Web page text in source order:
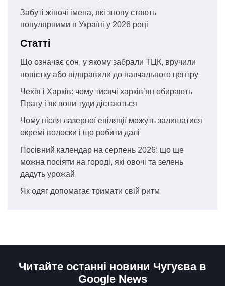
Забуті жіночі імена, які знову стають
популярними в Україні у 2026 році
Статті
Що означає сон, у якому забрали ТЦК, вручили
повістку або відправили до навчального центру
Чехія і Харків: чому тисячі харків’ян обирають
Прагу і як вони туди дістаються
Чому після лазерної епіляції можуть залишатися
окремі волоски і що робити далі
Посівний календар на серпень 2026: що ще
можна посіяти на городі, які овочі та зелень
дадуть урожай
Як одяг допомагає тримати свій ритм
Читайте останні новини Чугуєва в
Google News